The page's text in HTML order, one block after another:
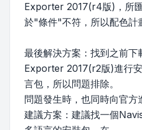
Exporter 2017(r4版)，所
於"條件"不符，所以配色計
最後解決方案：找到之前
Exporter 2017(r2版)進行
言包，所以問題排除。
問題發生時，也同時向官方
建議方案：建議找一個